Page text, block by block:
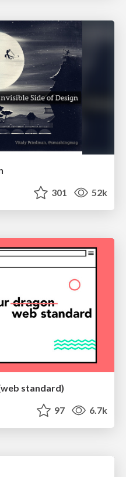
301 52k
standard)
97 6.7k